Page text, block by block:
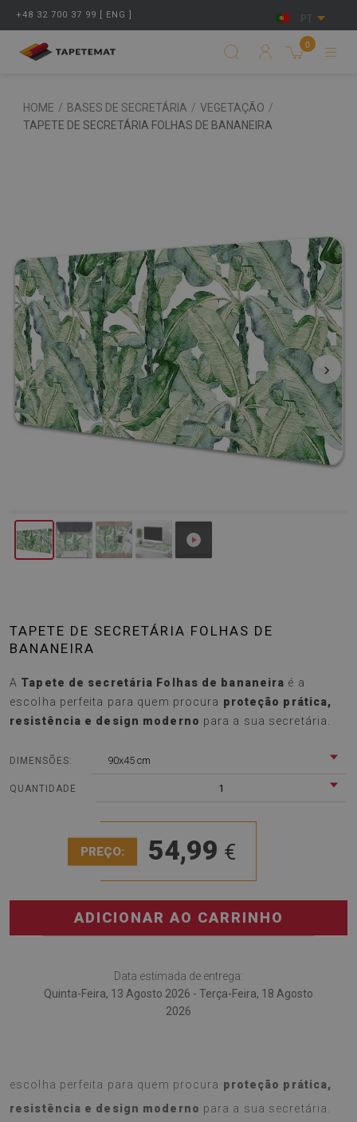
+48 32 700 37 99 [ ENG ] PT
0
HOME / BASES DE SECRETÁRIA / VEGETAÇÃO /
TAPETE DE SECRETÁRIA FOLHAS DE BANANEIRA
‹ ›
TAPETE DE SECRETÁRIA FOLHAS DE
BANANEIRA
A Tapete de secretária Folhas de bananeira é a
escolha perfeita para quem procura proteção prática,
resistência e design moderno para a sua secretária.
DIMENSÕES: 90x45 cm
QUANTIDADE 1
PREÇO: 54,99 €
ADICIONAR AO CARRINHO
Data estimada de entrega:
Quinta-Feira, 13 Agosto 2026 - Terça-Feira, 18 Agosto
2026
escolha perfeita para quem procura proteção prática,
resistência e design moderno para a sua secretária.